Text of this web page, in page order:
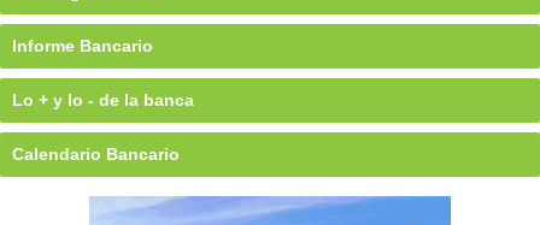
Informe Bancario
Lo + y lo - de la banca
Calendario Bancario